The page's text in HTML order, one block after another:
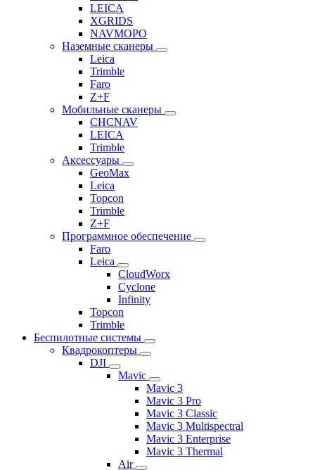
LEICA
XGRIDS
NAVMOPO
Наземные сканеры
Leica
Trimble
Faro
Z+F
Мобильные сканеры
CHCNAV
LEICA
Trimble
Аксессуары
GeoMax
Leica
Topcon
Trimble
Z+F
Программное обеспечение
Faro
Leica
CloudWorx
Cyclone
Infinity
Topcon
Trimble
Беспилотные системы
Квадрокоптеры
DJI
Mavic
Mavic 3
Mavic 3 Pro
Mavic 3 Classic
Mavic 3 Multispectral
Mavic 3 Enterprise
Mavic 3 Thermal
Air